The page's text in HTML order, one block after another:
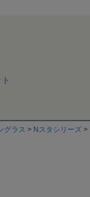
グラス Nスタシリーズ